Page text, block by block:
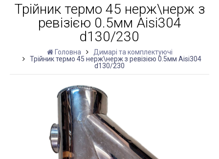
Трійник термо 45 нерж\нерж з
ревізією 0.5мм Aisi304
d130/230
Головна
Димарі та комплектуючі
Трійник термо 45 нерж\нерж з ревізією 0.5мм Aisi304
d130/230